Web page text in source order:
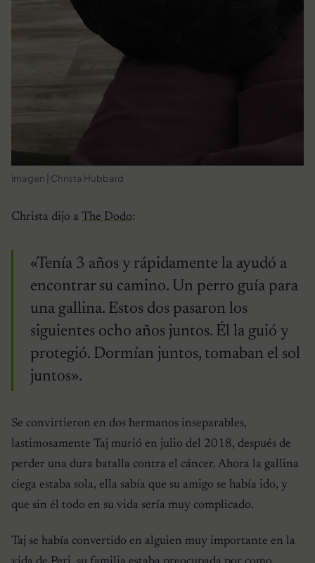
Imagen | Christa Hubbard
Christa dijo a The Dodo:
«Tenía 3 años y rápidamente la ayudó a
encontrar su camino. Un perro guía para
una gallina. Estos dos pasaron los
siguientes ocho años juntos. Él la guió y
protegió. Dormían juntos, tomaban el sol
juntos».
Se convirtieron en dos hermanos inseparables,
lastimosamente Taj murió en julio del 2018, después de
perder una dura batalla contra el cáncer. Ahora la gallina
ciega estaba sola, ella sabía que su amigo se había ido, y
que sin él todo en su vida sería muy complicado.
Taj se había convertido en alguien muy importante en la